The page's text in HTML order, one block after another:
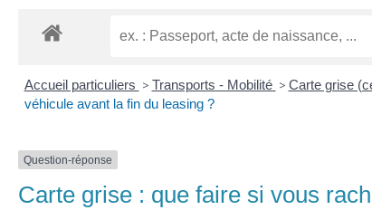
Accueil particuliers > Transports - Mobilité > Carte grise
véhicule avant la fin du leasing ?
Question-réponse
Carte grise : que faire si vous